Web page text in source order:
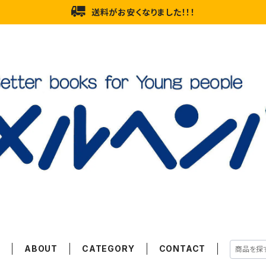
送料がお安くなりました！！！
ABOUT CATEGORY CONTACT